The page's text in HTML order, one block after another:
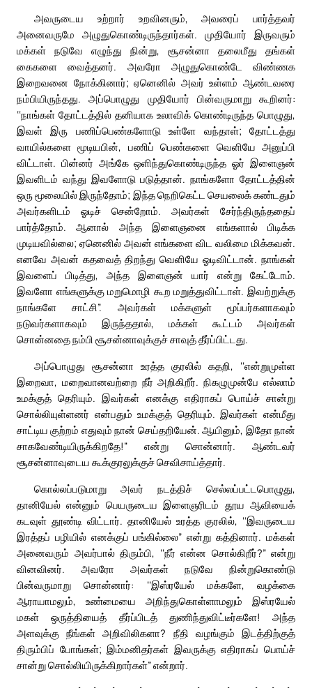
அவருடைய உற்றார் உறவினரும், அவரைப் பார்த்தவர்
அனைவருமே அழுதுகொண்டிருந்தார்கள். முதியோர் இருவரும்
மக்கள் நடுவே எழுந்து நின்று, சூசன்னா தலைமீது தங்கள்
கைகளை வைத்தனர். அவரோ அழுதுகொண்டே விண்ணக
இறைவனை நோக்கினார்; ஏனெனில் அவர் உள்ளம் ஆண்டவரை
நம்பியிருந்தது. அப்பொழுது முதியோர் பின்வருமாறு கூறினர்:
‘‘நாங்கள் தோட்டத்தில் தனியாக உலாவிக் கொண்டிருந்த பொழுது,
இவள் இரு பணிப்பெண்களோடு உள்ளே வந்தாள்; தோட்டத்து
வாயில்களை மூடியபின், பணிப் பெண்களை வெளியே அனுப்பி
விட்டாள். பின்னர் அங்கே ஒளிந்துகொண்டிருந்த ஓர் இளைஞன்
இவளிடம் வந்து இவளோடு படுத்தான். நாங்களோ தோட்டத்தின்
ஒரு மூலையில் இருந்தோம்; இந்த நெறிகெட்ட செயலைக் கண்டதும்
அவர்களிடம் ஓடிச் சென்றோம். அவர்கள் சேர்ந்திருந்ததைப்
பார்த்தோம். ஆனால் அந்த இளைஞனை எங்களால் பிடிக்க
முடியவில்லை; ஏனெனில் அவன் எங்களை விட வலிமை மிக்கவன்.
எனவே அவன் கதவைத் திறந்து வெளியே ஓடிவிட்டான். நாங்கள்
இவளைப் பிடித்து, அந்த இளைஞன் யார் என்று கேட்டோம்.
இவளோ எங்களுக்கு மறுமொழி கூற மறுத்துவிட்டாள். இவற்றுக்கு
நாங்களே சாட்சி”. அவர்கள் மக்களுள் மூப்பர்களாகவும்
நடுவர்களாகவும் இருந்ததால், மக்கள் கூட்டம் அவர்கள்
சொன்னதை நம்பி சூசன்னாவுக்குச் சாவுத் தீர்ப்பிட்டது.
அப்பொழுது சூசன்னா உரத்த குரலில் கதறி, ‘‘என்றுமுள்ள
இறைவா, மறைவானவற்றை நீர் அறிகிறீர். நிகழுமுன்பே எல்லாம்
உமக்குத் தெரியும். இவர்கள் எனக்கு எதிராகப் பொய்ச் சான்று
சொல்லியுள்ளனர் என்பதும் உமக்குத் தெரியும். இவர்கள் என்மீது
சாட்டிய குற்றம் எதுவும் நான் செய்தறியேன். ஆயினும், இதோ நான்
சாகவேண்டியிருக்கிறதே!” என்று சொன்னார். ஆண்டவர்
சூசன்னாவுடைய கூக்குரலுக்குச் செவிசாய்த்தார்.
கொல்லப்படுமாறு அவர் நடத்திச் செல்லப்பட்டபொழுது,
தானியேல் என்னும் பெயருடைய இளைஞரிடம் தூய ஆவியைக்
கடவுள் தூண்டி விட்டார். தானியேல் உரத்த குரலில், ‘‘இவருடைய
இரத்தப் பழியில் எனக்குப் பங்கில்லை” என்று கத்தினார். மக்கள்
அனைவரும் அவர்பால் திரும்பி, ‘‘நீர் என்ன சொல்கிறீர்?” என்று
வினவினர். அவரோ அவர்கள் நடுவே நின்றுகொண்டு
பின்வருமாறு சொன்னார்: ‘‘இஸ்ரயேல் மக்களே, வழக்கை
ஆராயாமலும், உண்மையை அறிந்துகொள்ளாமலும் இஸ்ரயேல்
மகள் ஒருத்தியைத் தீர்ப்பிடத் துணிந்துவிட்டீர்களே! அந்த
அளவுக்கு நீங்கள் அறிவிலிகளா? நீதி வழங்கும் இடத்திற்குத்
திரும்பிப் போங்கள்; இம்மனிதர்கள் இவருக்கு எதிராகப் பொய்ச்
சான்று சொல்லியிருக்கிறார்கள்” என்றார்.